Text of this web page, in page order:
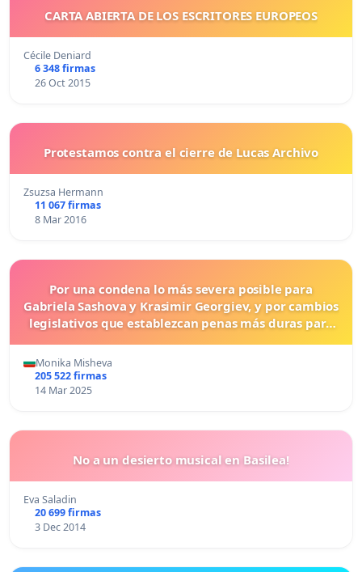
CARTA ABIERTA DE LOS ESCRITORES EUROPEOS
Cécile Deniard
6 348 firmas
26 Oct 2015
Protestamos contra el cierre de Lucas Archivo
Zsuzsa Hermann
11 067 firmas
8 Mar 2016
Por una condena lo más severa posible para
Gabriela Sashova y Krasimir Georgiev, y por cambios
legislativos que establezcan penas más duras para
Monika Misheva
205 522 firmas
14 Mar 2025
No a un desierto musical en Basilea!
Eva Saladin
20 699 firmas
3 Dec 2014